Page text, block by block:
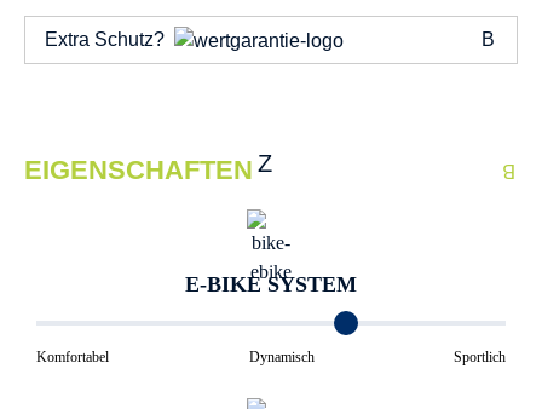
Extra Schutz?
EIGENSCHAFTEN
E-BIKE SYSTEM
Komfortabel Dynamisch Sportlich